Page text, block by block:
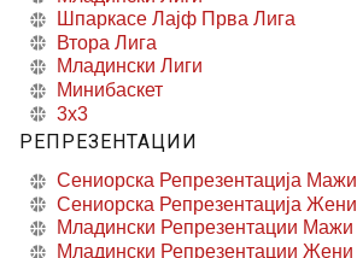
Шпаркасе Лајф Прва Лига
Втора Лига
Младински Лиги
Минибаскет
3x3
РЕПРЕЗЕНТАЦИИ
Сениорска Репрезентација Мажи
Сениорска Репрезентација Жени
Младински Репрезентации Мажи
Младински Репрезентации Жени